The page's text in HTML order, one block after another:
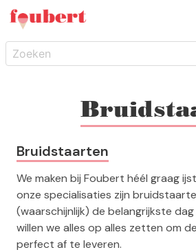
Bruidstaarten
We maken bij Foubert héél graag
onze specialisaties zijn
(waarschijnlijk) de belangrijkste dag
willen we alles op alles zetten om
perfect af te leveren.